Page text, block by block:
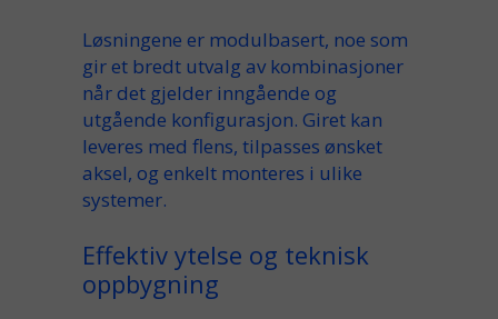
Løsningene er modulbasert, noe som
gir et bredt utvalg avkombinasjoner
når det gjelder inngående og
utgående konfigurasjon. Giret kan
leveres med flens, tilpasses ønsket
aksel, og enkelt monteres i ulike
systemer.
Effektiv ytelse og teknisk
oppbygning